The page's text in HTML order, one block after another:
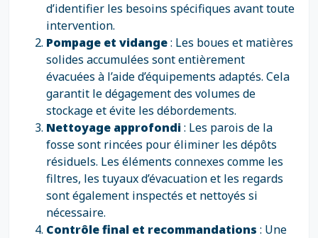
d’identifier les besoins spécifiques avant toute
intervention.
Pompage et vidange: Les boues et matières
solides accumulées sont entièrement
évacuées à l’aide d’équipements adaptés. Cela
garantit le dégagement des volumes de
stockage et évite les débordements.
Nettoyage approfondi: Les parois de la
fosse sont rincées pour éliminer les dépôts
résiduels. Les éléments connexes comme les
filtres, les tuyaux d’évacuation et les regards
sont également inspectés et nettoyés si
nécessaire.
Contrôle final et recommandations : Une